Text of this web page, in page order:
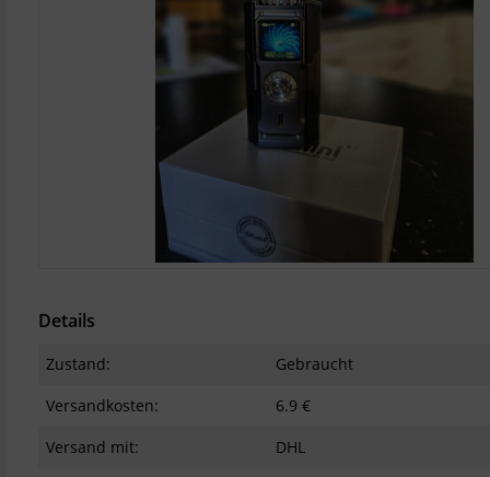
Details
Zustand:
Gebraucht
Versandkosten:
6.9 €
Versand mit:
DHL